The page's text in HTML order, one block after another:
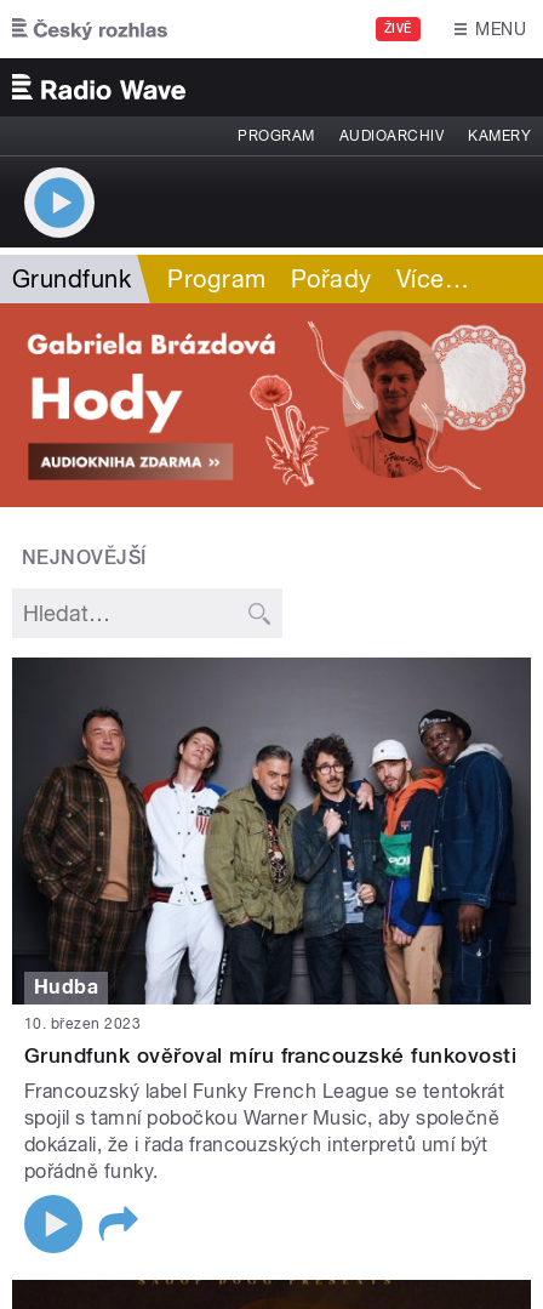
Přejít k hlavnímu obsahu
ŽIVĚ MENU
PROGRAM AUDIOARCHIV KAMERY
Grundfunk Program Pořady Více…
NEJNOVĚJŠÍ
Hudba
10. březen 2023
Grundfunk ověřoval míru francouzské funkovosti
Francouzský label Funky French League se tentokrát
spojil s tamní pobočkou Warner Music, aby společně
dokázali, že i řada francouzských interpretů umí být
pořádně funky.